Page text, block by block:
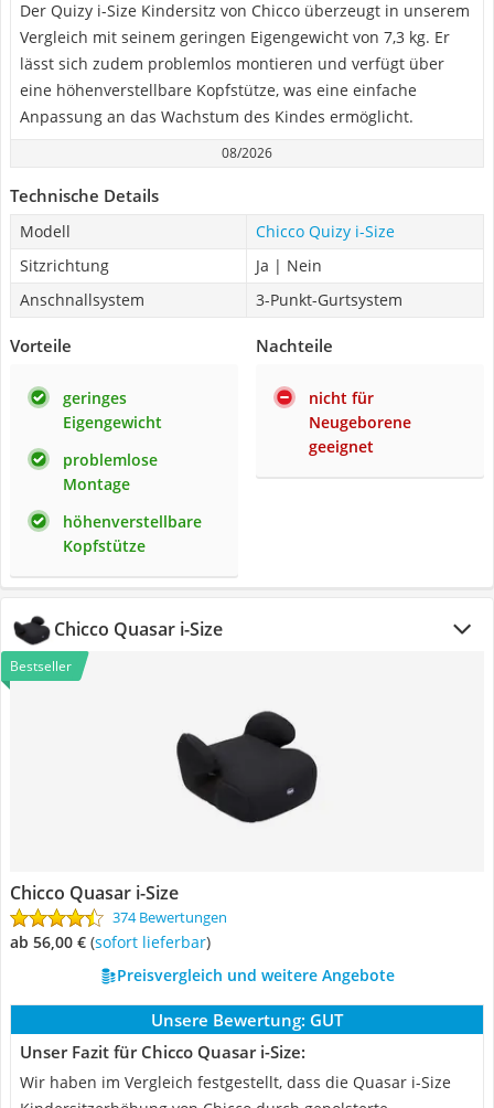
Der Quizy i-Size Kindersitz von Chicco überzeugt in unserem
Vergleich mit seinem geringen Eigengewicht von 7,3 kg. Er
lässt sich zudem problemlos montieren und verfügt über
eine höhenverstellbare Kopfstütze, was eine einfache
Anpassung an das Wachstum des Kindes ermöglicht.
08/2026
Technische Details
Modell
Chicco Quizy i-Size
Sitzrichtung
Ja | Nein
Anschnallsystem
3-Punkt-Gurtsystem
Vorteile
geringes
Eigengewicht
problemlose
Montage
höhenverstellbare
Kopfstütze
Nachteile
nicht für
Neugeborene
geeignet
Chicco Quasar i-Size
Bestseller
Chicco Quasar i-Size
374 Bewertungen
ab 56,00 € ( Sofort lieferbar)
Preisvergleich und weitere Angebote
Unsere Bewertung: GUT
Unser Fazit für Chicco Quasar i-Size:
Wir haben im Vergleich festgestellt, dass die Quasar i-Size